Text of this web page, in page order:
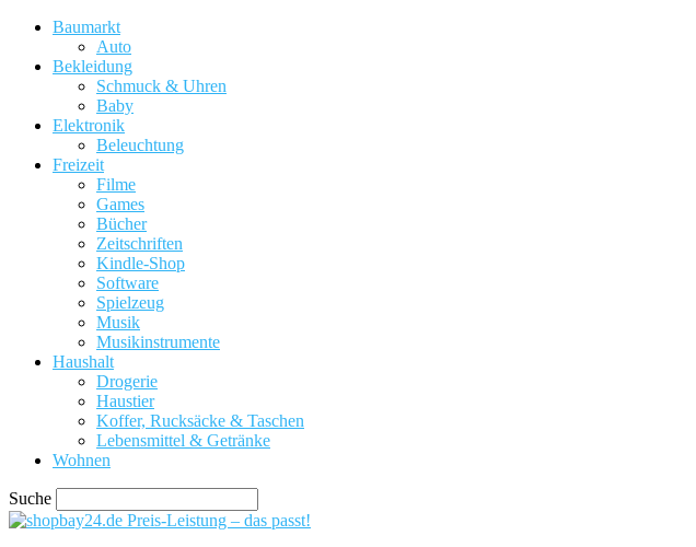
Baumarkt
Auto
Bekleidung
Schmuck & Uhren
Baby
Elektronik
Beleuchtung
Freizeit
Filme
Games
Bücher
Zeitschriften
Kindle-Shop
Software
Spielzeug
Musik
Musikinstrumente
Haushalt
Drogerie
Haustier
Koffer, Rucksäcke & Taschen
Lebensmittel & Getränke
Wohnen
Suche
Preis-Leistung – das passt!